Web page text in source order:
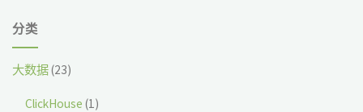
分类
大数据(23)
ClickHouse (1)